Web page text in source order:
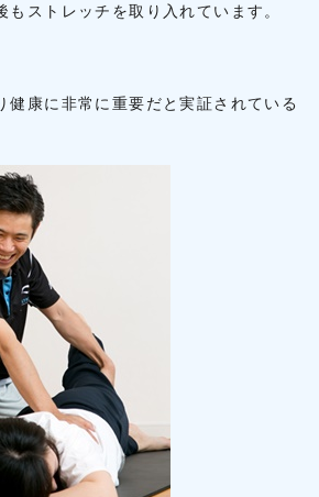
もストレッチを取り入れています。
健康に非常に重要だと実証されている